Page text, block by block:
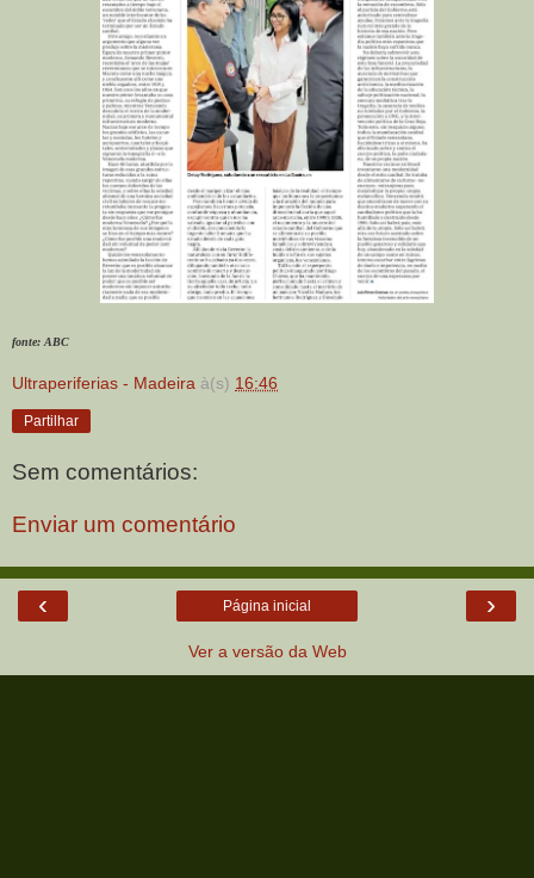
fonte: ABC
Ultraperiferias - Madeira à(s) 16:46
Partilhar
Sem comentários:
Enviar um comentário
‹ ›
Página inicial
Ver a versão da Web